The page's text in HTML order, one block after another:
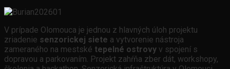
V prípade Olomouca je jednou z hlavných úloh projektu
zriadenie senzorickej siete a vytvorenie nástroja
zameraného na mestské tepelné ostrovy v spojení s
dopravou a parkovaním. Projekt zahŕňa zber dát, workshopy,